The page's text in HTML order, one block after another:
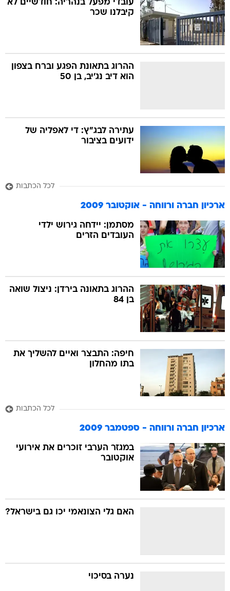
עובדי מפעל בנהריה: חודשיים לא
קיבלנו שכר
ההרוג בתאונת הפגע וברח בצפון
הוא דיב נג'יב, בן 50
עתירה לבג"ץ: די לאפליה של
ידועים בציבור
לכל הכתבות
ארכיון חברה ורווחה - אוקטובר 2009
מסתמן: יידחה גירוש ילדי
העובדים הזרים
ההרוג בתאונה בירדן: ניצול שואה
בן 84
חיפה: התבצר ואיים להשליך את
בתו מהחלון
לכל הכתבות
ארכיון חברה ורווחה - ספטמבר 2009
במגזר הערבי זוכרים את אירועי
אוקטובר
האם גלי הצונאמי יכו גם בישראל?
נערה בסיכוי